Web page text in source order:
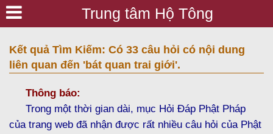
Trung tâm Hộ Tông
Kết quả Tìm Kiếm: Có 33 câu hỏi có nội dung
liên quan đến 'bát quan trai giới'.
Thông báo:
Trong một thời gian dài, mục Hỏi Đáp Phật Pháp
của trang web đã nhận được rất nhiều câu hỏi của Phật